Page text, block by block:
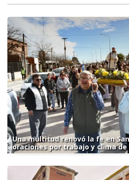
Una multitud renovó la fe en
oraciones por trabajo y clima